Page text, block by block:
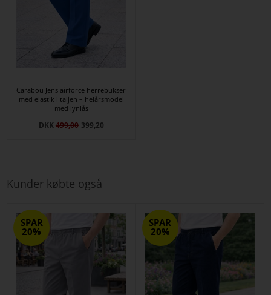
Carabou Jens airforce herrebukser
med elastik i taljen – helårsmodel
med lynlås
DKK499,00 399,20
Kunder købte også
SPAR
20%
SPAR
20%